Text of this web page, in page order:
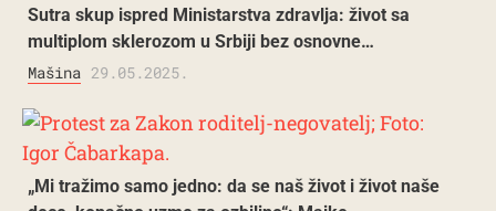
Sutra skup ispred Ministarstva zdravlja: život sa
multiplom sklerozom u Srbiji bez osnovne…
Mašina 29.05.2025.
„Mi tražimo samo jedno: da se naš život i život naše